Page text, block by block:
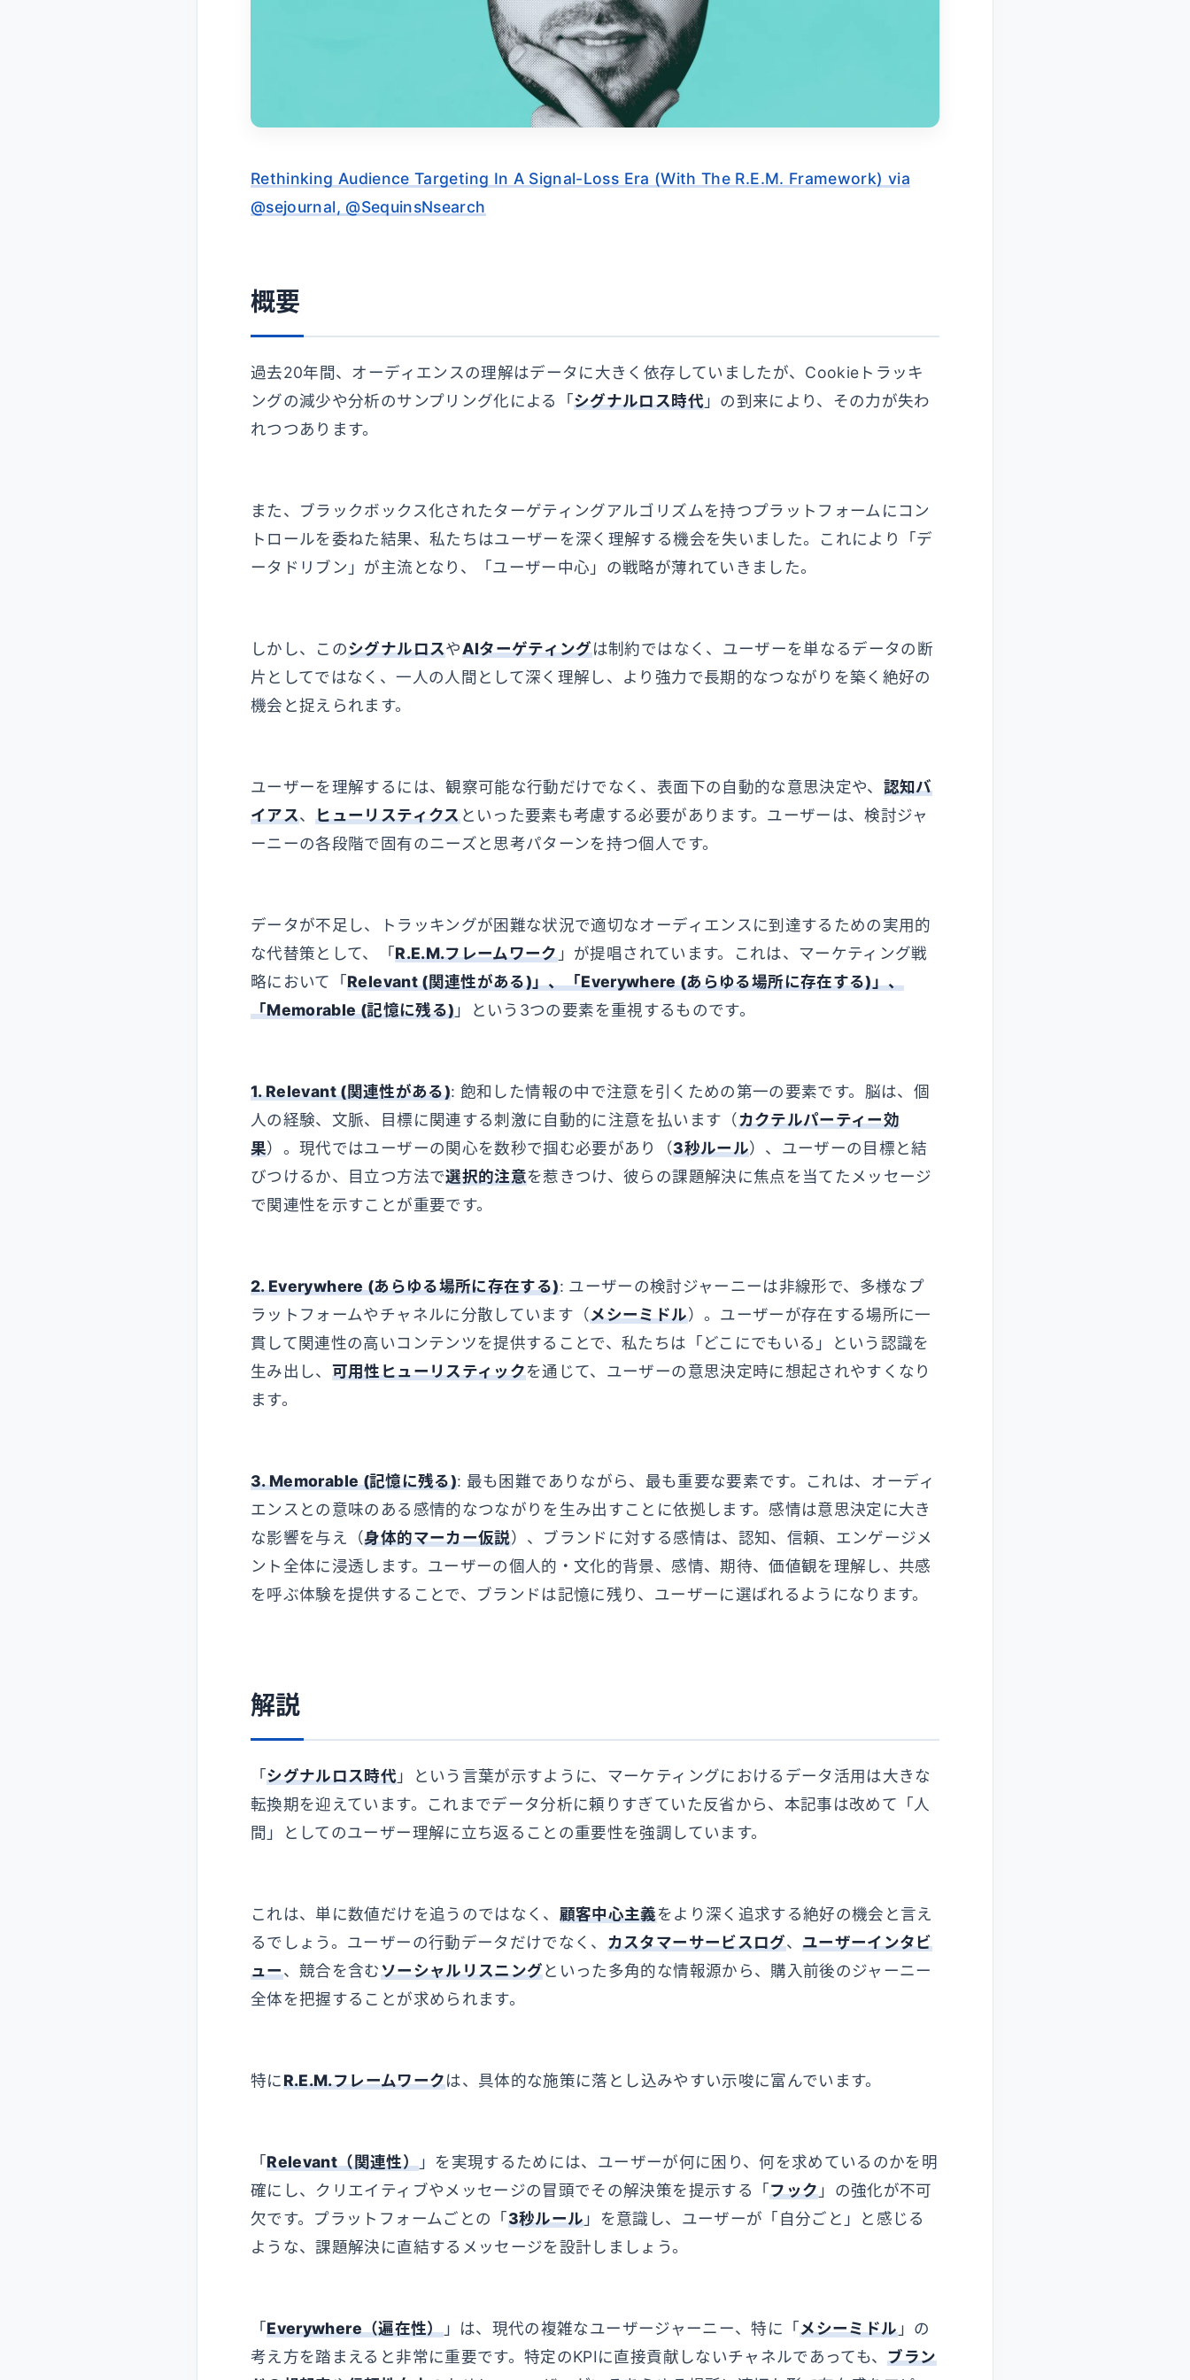
概要
過去20年間、オーディエンスの理解はデータに大きく依存していましたが、Cookieトラッキ
ングの減少や分析のサンプリング化による「シグナルロス時代」の到来により、その力が失わ
れつつあります。
また、ブラックボックス化されたターゲティングアルゴリズムを持つプラットフォームにコン
トロールを委ねた結果、私たちはユーザーを深く理解する機会を失いました。これにより「デ
ータドリブン」が主流となり、「ユーザー中心」の戦略が薄れていきました。
しかし、このシグナルロスやAIターゲティングは制約ではなく、ユーザーを単なるデータの断
片としてではなく、一人の人間として深く理解し、より強力で長期的なつながりを築く絶好の
機会と捉えられます。
ユーザーを理解するには、観察可能な行動だけでなく、表面下の自動的な意思決定や、 認知バ
イアス、ヒューリスティクスといった要素も考慮する必要があります。ユーザーは、検討ジャ
ーニーの各段階で固有のニーズと思考パターンを持つ個人です。
データが不足し、トラッキングが困難な状況で適切なオーディエンスに到達するための実用的
な代替策として、「R.E.M.フレームワーク」が提唱されています。これは、マーケティング戦
略において「Relevant (関連性がある)」、「Everywhere (あらゆる場所に存在する)」、
「Memorable (記憶に残る)」という3つの要素を重視するものです。
1. Relevant (関連性がある): 飽和した情報の中で注意を引くための第一の要素です。脳は、個
人の経験、文脈、目標に関連する刺激に自動的に注意を払います（カクテルパーティー効
果）。現代ではユーザーの関心を数秒で掴む必要があり（3秒ルール）、ユーザーの目標と結
びつけるか、目立つ方法で選択的注意を惹きつけ、彼らの課題解決に焦点を当てたメッセージ
で関連性を示すことが重要です。
2. Everywhere (あらゆる場所に存在する): ユーザーの検討ジャーニーは非線形で、多様なプ
ラットフォームやチャネルに分散しています（メシーミドル）。ユーザーが存在する場所に一
貫して関連性の高いコンテンツを提供することで、私たちは「どこにでもいる」という認識を
生み出し、 可用性ヒューリスティックを通じて、ユーザーの意思決定時に想起されやすくなり
ます。
3. Memorable (記憶に残る): 最も困難でありながら、最も重要な要素です。これは、オーディ
エンスとの意味のある感情的なつながりを生み出すことに依拠します。感情は意思決定に大き
な影響を与え（身体的マーカー仮説）、ブランドに対する感情は、認知、信頼、エンゲージメ
ント全体に浸透します。ユーザーの個人的・文化的背景、感情、期待、価値観を理解し、共感
を呼ぶ体験を提供することで、ブランドは記憶に残り、ユーザーに選ばれるようになります。
解説
「シグナルロス時代」という言葉が示すように、マーケティングにおけるデータ活用は大きな
転換期を迎えています。これまでデータ分析に頼りすぎていた反省から、本記事は改めて「人
間」としてのユーザー理解に立ち返ることの重要性を強調しています。
これは、単に数値だけを追うのではなく、 顧客中心主義をより深く追求する絶好の機会と言え
るでしょう。ユーザーの行動データだけでなく、 カスタマーサービスログ、 ユーザーインタビ
ュー、競合を含むソーシャルリスニングといった多角的な情報源から、購入前後のジャーニー
全体を把握することが求められます。
特にR.E.M.フレームワークは、具体的な施策に落とし込みやすい示唆に富んでいます。
「Relevant（関連性）」を実現するためには、ユーザーが何に困り、何を求めているのかを明
確にし、クリエイティブやメッセージの冒頭でその解決策を提示する「フック」の強化が不可
欠です。プラットフォームごとの「3秒ルール」を意識し、ユーザーが「自分ごと」と感じる
ような、課題解決に直結するメッセージを設計しましょう。
「Everywhere（遍在性）」は、現代の複雑なユーザージャーニー、特に「メシーミドル」の
考え方を踏まえると非常に重要です。特定のKPIに直接貢献しないチャネルであっても、ブラン
Rethinking Audience Targeting In A Signal-Loss Era (With The R.E.M. Framework) via
@sejournal, @SequinsNsearch